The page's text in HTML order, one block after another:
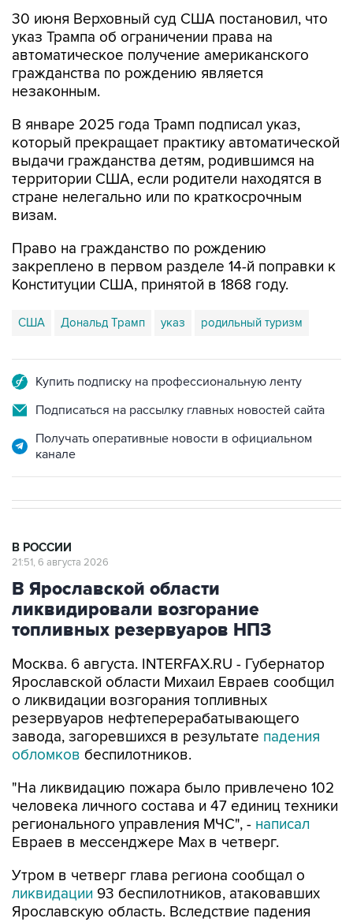
30 июня Верховный суд США постановил, что
указ Трампа об ограничении права на
автоматическое получение американского
гражданства по рождению является
незаконным.
В январе 2025 года Трамп подписал указ,
который прекращает практику автоматической
выдачи гражданства детям, родившимся на
территории США, если родители находятся в
стране нелегально или по краткосрочным
визам.
Право на гражданство по рождению
закреплено в первом разделе 14-й поправки к
Конституции США, принятой в 1868 году.
США Дональд Трамп указ родильный туризм
Купить подписку на профессиональную ленту
Подписаться на рассылку главных новостей сайта
Получать оперативные новости в официальном
канале
В РОССИИ
21:51, 6 августа 2026
В Ярославской области
ликвидировали возгорание
топливных резервуаров НПЗ
Москва. 6 августа. INTERFAX.RU - Губернатор
Ярославской области Михаил Евраев сообщил
о ликвидации возгорания топливных
резервуаров нефтеперерабатывающего
завода, загоревшихся в результате падения
обломков беспилотников.
"На ликвидацию пожара было привлечено 102
человека личного состава и 47 единиц техники
регионального управления МЧС", - написал
Евраев в мессенджере Мах в четверг.
Утром в четверг глава региона сообщал о
ликвидации 93 беспилотников, атаковавших
Ярославскую область. Вследствие падения